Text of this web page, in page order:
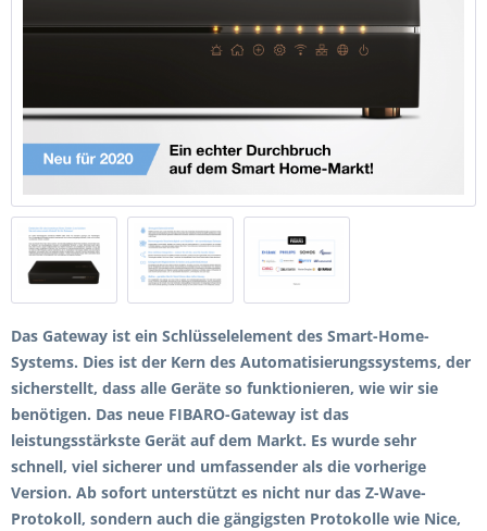
Das Gateway ist ein Schlüsselelement des Smart-Home-
Systems. Dies ist der Kern des Automatisierungssystems, der
sicherstellt, dass alle Geräte so funktionieren, wie wir sie
benötigen. Das neue FIBARO-Gateway ist das
leistungsstärkste Gerät auf dem Markt. Es wurde sehr
schnell, viel sicherer und umfassender als die vorherige
Version. Ab sofort unterstützt es nicht nur das Z-Wave-
Protokoll, sondern auch die gängigsten Protokolle wie Nice,